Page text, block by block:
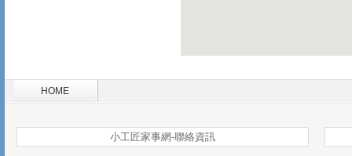
HOME
小工匠家事網-聯絡資訊